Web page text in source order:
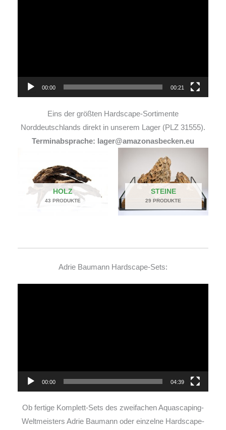
00:00 00:21
Eins der größten Hardscape-Sortimente
Norddeutschlands direkt in unserem Lager (PLZ 31555).
Terminabsprache: lager@amazonasbecken.eu
HOLZ
43 PRODUKTE
STEINE
29 PRODUKTE
Adrie Baumann Hardscape-Sets:
00:00 04:39
Ob fertige Komplett-Sets des zweifachen Aquascaping-
Weltmeisters Adrie Baumann oder einzelne Hardscape-